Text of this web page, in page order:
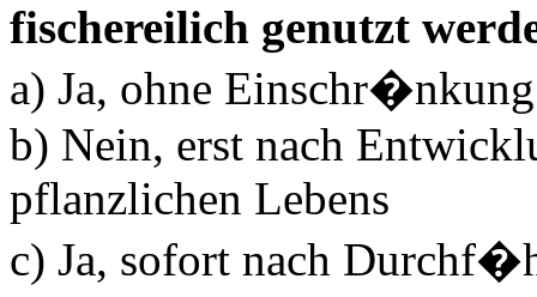
fischereilich genutzt
a) Ja, ohne Einschr�nkung
b) Nein, erst nach
pflanzlichen Lebens
c) Ja, sofort nach